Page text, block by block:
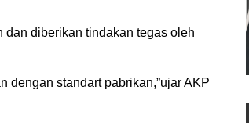
diberikan tindakan tegas oleh
dengan standart pabrikan,”ujar AKP